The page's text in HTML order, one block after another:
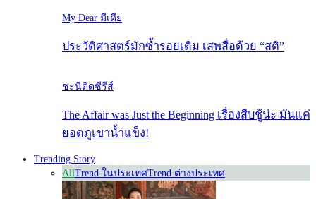
My Dear มีเดีย
ประวัติศาสตร์มักซ้ำรอยเดิม เสพสื่อด้วย “สติ”
ชะนีติดซีรีส์
The Affair was Just the Beginning เรื่องสืบชู้น่ะ มันแค่
ยอดภูเขาน้ำแข็ง!
Trending Story
AllTrend ในประเทศTrend ต่างประเทศ